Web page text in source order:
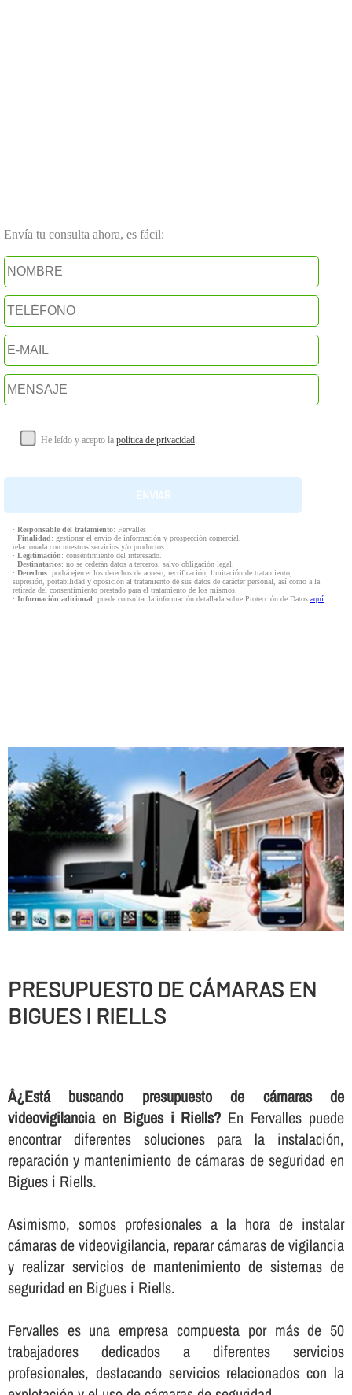
Envía tu consulta ahora, es fácil:
He leído y acepto la política de privacidad.
· Responsable del tratamiento: Fervalles
· Finalidad: gestionar el envío de información y prospección comercial,
relacionada con nuestros servicios y/o productos.
· Legitimación: consentimiento del interesado.
· Destinatarios: no se cederán datos a terceros, salvo obligación legal.
· Derechos: podrá ejercer los derechos de acceso, rectificación, limitación de tratamiento,
supresión, portabilidad y oposición al tratamiento de sus datos de carácter personal, así como a la
retirada del consentimiento prestado para el tratamiento de los mismos.
· Información adicional: puede consultar la información detallada sobre Protección de Datos aquí.
PRESUPUESTO DE CÁMARAS EN
BIGUES I RIELLS
Â¿Está buscando presupuesto de cámaras de
videovigilancia en Bigues i Riells? En Fervalles puede
encontrar diferentes soluciones para la instalación,
reparación y mantenimiento de cámaras de seguridad en
Bigues i Riells.
Asimismo, somos profesionales a la hora de instalar
cámaras de videovigilancia, reparar cámaras de vigilancia
y realizar servicios de mantenimiento de sistemas de
seguridad en Bigues i Riells.
Fervalles es una empresa compuesta por más de 50
trabajadores dedicados a diferentes servicios
profesionales, destacando servicios relacionados con la